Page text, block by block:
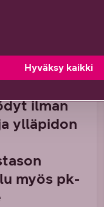
ilman
ylläpidon
myös pk-
Hyväksy kaikki